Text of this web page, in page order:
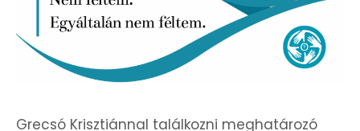
Grecsó Krisztiánnal találkozni meghatározó